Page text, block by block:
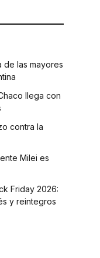
de las mayores
llega con
contra la
Milei es
Friday 2026:
y reintegros